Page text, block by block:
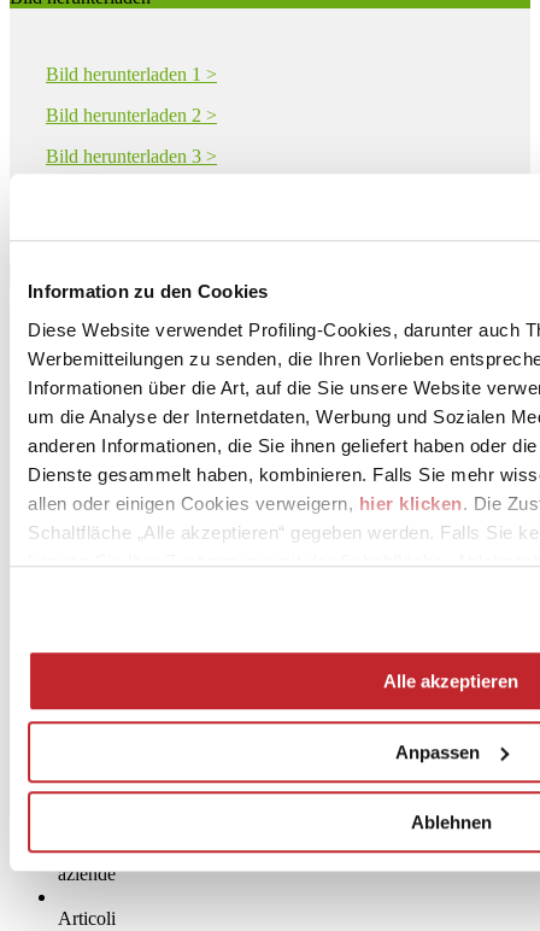
Information zu den Cookies
Diese Website verwendet Profiling-Cookies, darunter auch
Werbemitteilungen zu senden, die Ihren Vorlieben
Informationen über die Art, auf die Sie unsere Website
um die Analyse der Internetdaten, Werbung und Sozialen
anderen Informationen, die Sie ihnen geliefert haben oder
Dienste gesammelt haben, kombinieren. Falls Sie mehr
allen oder einigen Cookies verweigern, hier klicken. Die
Schaltfläche „Alle akzeptieren“ gegeben werden. Falls Sie
können Sie Ihre Zustimmung mit der Schaltfläche
Alle akzeptieren
Anpassen
Ablehnen
Bild herunterladen 1 >
Bild herunterladen 2 >
Bild herunterladen 3 >
MONOCIBEC - FINCIBEC S.p.A.
Via Valle d'Aosta 47
SASSUOLO, 41049
Modena
Tel. 0536861300
Fax 0536861400
News
aziende
Articoli